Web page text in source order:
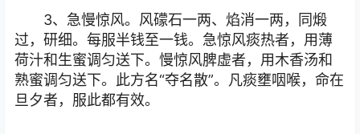
3、急慢惊风。风礞石一两、焰消一两，同煅
过，研细。每服半钱至一钱。急惊风痰热者，用薄
荷汁和生蜜调匀送下。慢惊风脾虚者，用木香汤和
熟蜜调匀送下。此方名“夺名散”。凡痰壅咽喉，命在
旦夕者，服此都有效。